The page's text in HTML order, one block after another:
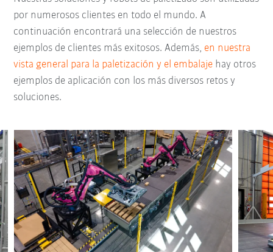
por numerosos clientes en todo el mundo. A
continuación encontrará una selección de nuestros
ejemplos de clientes más exitosos. Además, en nuestra
vista general para la paletización y el embalaje hay otros
ejemplos de aplicación con los más diversos retos y
soluciones.